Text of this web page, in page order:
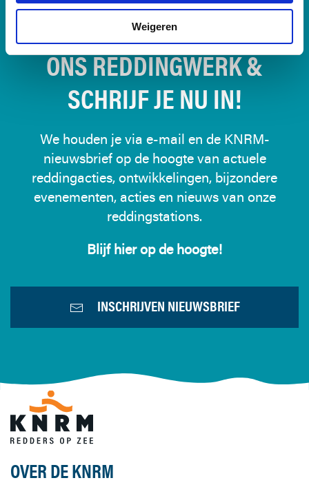
Weigeren
BLIJF OP DE HOOGTE VAN
ONS REDDINGWERK &
SCHRIJF JE NU IN!
We houden je via e-mail en de KNRM-
nieuwsbrief op de hoogte van actuele
reddingacties, ontwikkelingen, bijzondere
evenementen, acties en nieuws van onze
reddingstations.
Blijf hier op de hoogte!
INSCHRIJVEN NIEUWSBRIEF
OVER DE KNRM